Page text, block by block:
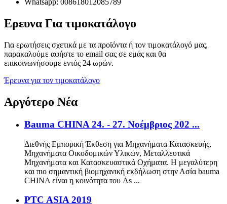
Whatsapp: 008618012085789
ΕρευναΓια τιμοκατάλογο
Για ερωτήσεις σχετικά με τα προϊόντα ή τον τιμοκατάλογό μας,
παρακαλούμε αφήστε το email σας σε εμάς και θα
επικοινωνήσουμε εντός 24 ωρών.
Έρευνα για τον τιμοκατάλογο
Αργότερο Νέα
Bauma CHINA 24. - 27. Νοέμβριος 202 ...
Διεθνής Εμπορική Έκθεση για Μηχανήματα Κατασκευής,
Μηχανήματα Οικοδομικών Υλικών, Μεταλλευτικά
Μηχανήματα και Κατασκευαστικά Οχήματα. Η μεγαλύτερη
και πιο σημαντική βιομηχανική εκδήλωση στην Ασία bauma
CHINA είναι η κοινότητα του As ...
PTC ASIA 2019